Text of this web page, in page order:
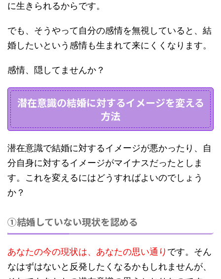
に生きられるからです。
でも、そうやって自分の感情を無視していると、結
婚したいという感情も生まれて来にくくなります。
感情、隠してませんか？
潜在意識の結婚に対するイメージを変える
方法
潜在意識で結婚に対するイメージが悪かったり、自
分自身に対するイメージがマイナスだったとしま
す。これを変えるにはどうすればよいのでしょう
か？
①結婚していない現状を認める
あなたの今の現状は、あなたの思い通り です。そん
なはずはないと反発したくなるかもしれませんが、